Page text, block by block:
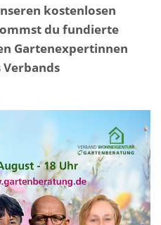
kostenlosen
du fundierte
Gartenexpertinnen